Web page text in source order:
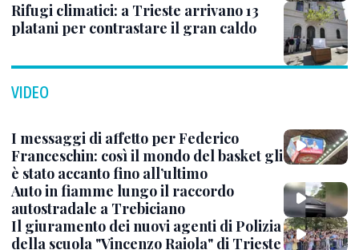
Rifugi climatici: a Trieste arrivano 13
platani per contrastare il gran caldo
VIDEO
I messaggi di affetto per Federico
Franceschin: così il mondo del basket gli
è stato accanto fino all’ultimo
Auto in fiamme lungo il raccordo
autostradale a Trebiciano
Il giuramento dei nuovi agenti di Polizia
della scuola "Vincenzo Raiola" di Trieste